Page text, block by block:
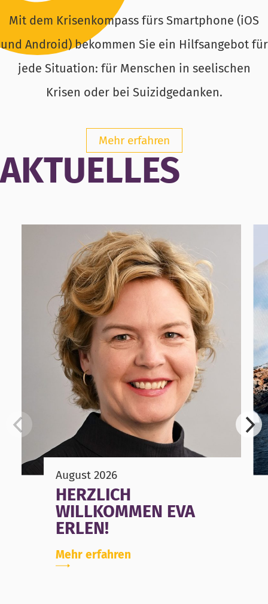
Mit dem Krisenkompass fürs Smartphone (iOS
und Android) bekommen Sie ein Hilfsangebot für
jede Situation: für Menschen in seelischen
Krisen oder bei Suizidgedanken.
Mehr erfahren
AKTUELLES
August 2026
HERZLICH
WILLKOMMEN EVA
ERLEN!
Mehr erfahren